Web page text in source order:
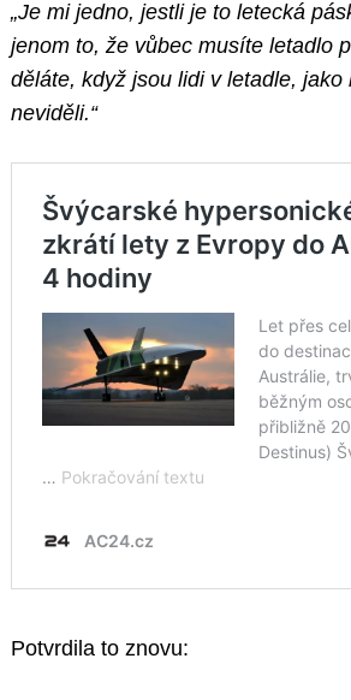
„Je mi jedno, jestli je to letecká
jenom to, že vůbec musíte letadlo
děláte, když jsou lidi v letadle, jako
neviděli.“
Potvrdila to znovu: